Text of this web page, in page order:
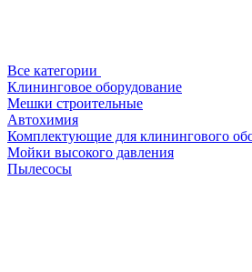
Все категории
Клининговое оборудование
Мешки строительные
Автохимия
Комплектующие для клинингового
Мойки высокого давления
Пылесосы